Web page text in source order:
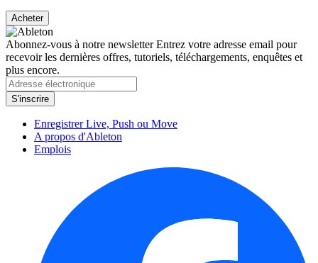
Abonnez-vous à notre newsletterEntrez votre adresse email pour
recevoir les dernières offres, tutoriels, téléchargements, enquêtes et
plus encore.
Enregistrer Live, Push ou Move
A propos d'Ableton
Emplois